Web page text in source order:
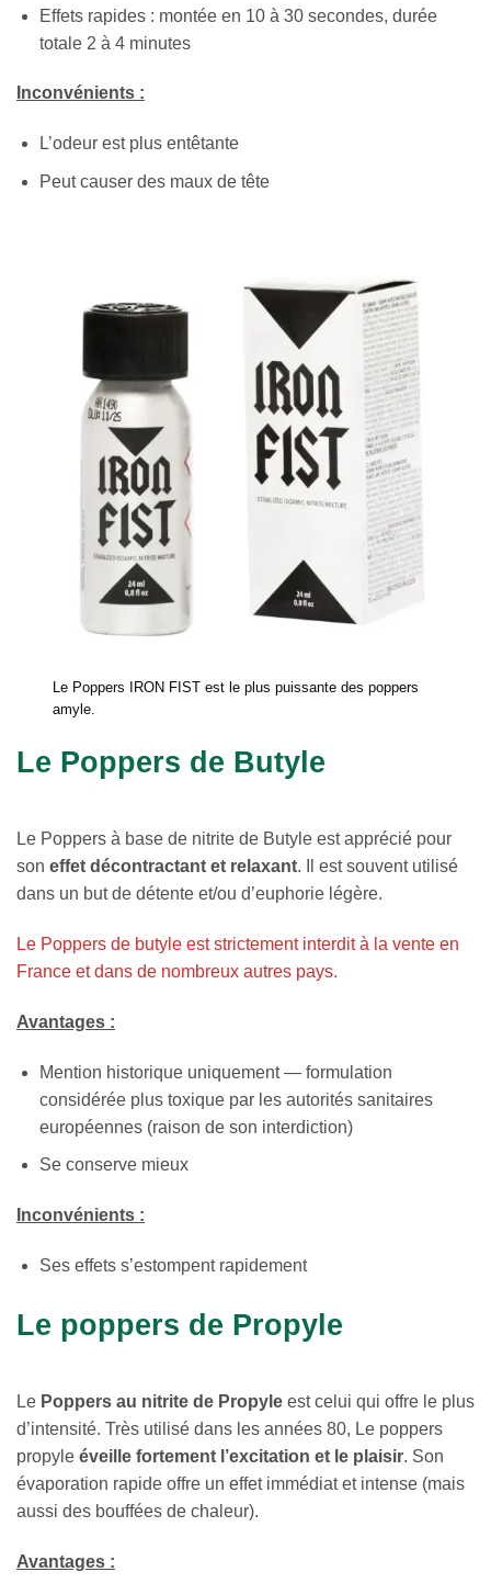
Effets rapides : montée en 10 à 30 secondes, durée
totale 2 à 4 minutes
Inconvénients :
L’odeur est plus entêtante
Peut causer des maux de tête
Le Poppers IRON FIST est le plus puissante des poppers
amyle.
Le Poppers de Butyle
Le Poppers à base de nitrite de Butyle est apprécié pour
son effet décontractant et relaxant. Il est souvent utilisé
dans un but de détente et/ou d’euphorie légère.
Le Poppers de butyle est strictement interdit à la vente en
France et dans de nombreux autres pays.
Avantages :
Mention historique uniquement — formulation
considérée plus toxique par les autorités sanitaires
européennes (raison de son interdiction)
Se conserve mieux
Inconvénients :
Ses effets s’estompent rapidement
Le poppers de Propyle
Le Poppers au nitrite de Propyle est celui qui offre le plus
d’intensité. Très utilisé dans les années 80, Le poppers
propyle éveille fortement l’excitation et le plaisir. Son
évaporation rapide offre un effet immédiat et intense (mais
aussi des bouffées de chaleur).
Avantages :